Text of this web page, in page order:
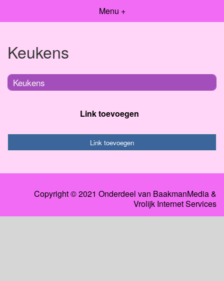
Menu +
Keukens
Keukens
Link toevoegen
Link toevoegen
Copyright © 2021 Onderdeel van BaakmanMedia&
Vrolijk Internet Services